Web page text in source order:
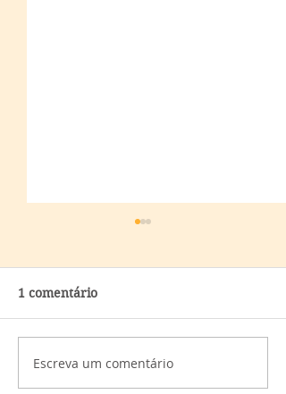
TOP 22 - Alimentos
Poluídos
1 comentário
Escreva um comentário